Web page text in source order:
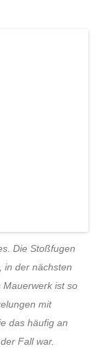
Die Stoßfugen
in der nächsten
Mauerwerk ist so
mit
das häufig an
Fall war.